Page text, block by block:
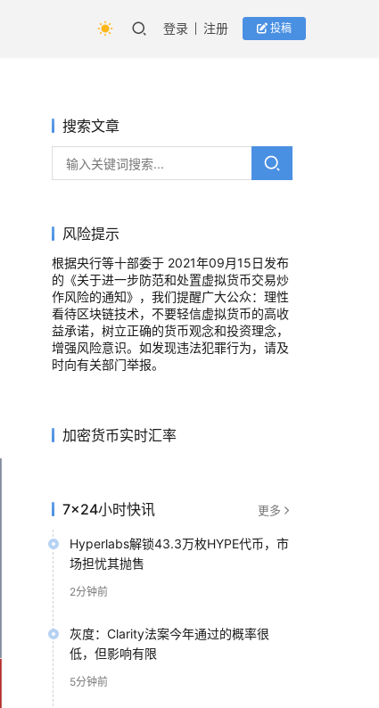
登录 注册 投稿
搜索文章
风险提示
根据央行等十部委于 2021年09月15日发布
的《关于进一步防范和处置虚拟货币交易炒
作风险的通知》，我们提醒广大公众：理性
看待区块链技术，不要轻信虚拟货币的高收
益承诺，树立正确的货币观念和投资理念，
增强风险意识。如发现违法犯罪行为，请及
时向有关部门举报。
加密货币实时汇率
7×24小时快讯 更多
Hyperlabs解锁43.3万枚HYPE代币，市
场担忧其抛售
2分钟前
灰度：Clarity法案今年通过的概率很
低，但影响有限
5分钟前